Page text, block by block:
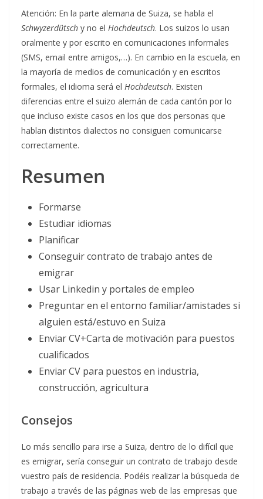
Atención: En la parte alemana de Suiza, se habla el
Schwyzerdütsch y no el Hochdeutsch. Los suizos lo usan
oralmente y por escrito en comunicaciones informales
(SMS, email entre amigos,…). En cambio en la escuela, en
la mayoría de medios de comunicación y en escritos
formales, el idioma será el Hochdeutsch. Existen
diferencias entre el suizo alemán de cada cantón por lo
que incluso existe casos en los que dos personas que
hablan distintos dialectos no consiguen comunicarse
correctamente.
Resumen
Formarse
Estudiar idiomas
Planificar
Conseguir contrato de trabajo antes de
emigrar
Usar Linkedin y portales de empleo
Preguntar en el entorno familiar/amistades si
alguien está/estuvo en Suiza
Enviar CV+Carta de motivación para puestos
cualificados
Enviar CV para puestos en industria,
construcción, agricultura
Consejos
Lo más sencillo para irse a Suiza, dentro de lo difícil que
es emigrar, sería conseguir un contrato de trabajo desde
vuestro país de residencia. Podéis realizar la búsqueda de
trabajo a través de las páginas web de las empresas que